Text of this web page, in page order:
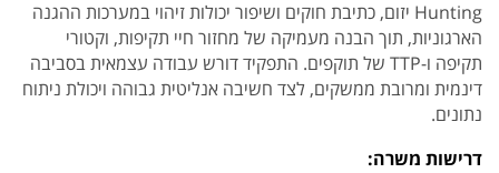
Hunting יזום, כתיבת חוקים ושיפור יכולות זיהוי במערכות ההגנה
הארגוניות, תוך הבנה מעמיקה של מחזור חיי תקיפות, וקטורי
תקיפה ו-TTP של תוקפים. התפקיד דורש עבודה עצמאית בסביבה
דינמית ומרובת ממשקים, לצד חשיבה אנליטית גבוהה ויכולת ניתוח
נתונים.
דרישות משרה: